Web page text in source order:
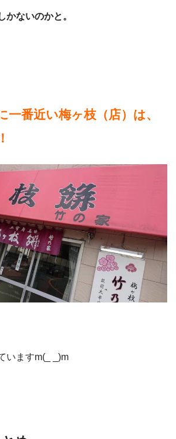
かないのかと。
一番近い梅ヶ枝（店）は、
いますm(_ _)m